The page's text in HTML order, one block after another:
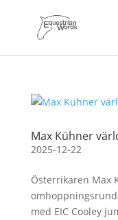
Max Kühner
2025-12-22
Österrikaren Max
med EIC Cooley